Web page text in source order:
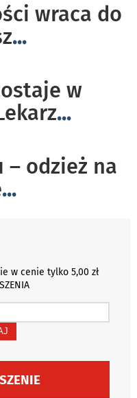
wraca do
...
w
...
– odzież na
...
w cenie tylko 5,00 zł